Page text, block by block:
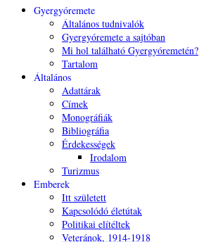
Gyergyóremete
Általános tudnivalók
Gyergyóremete a sajtóban
Mi hol található Gyergyóremetén?
Tartalom
Általános
Adattárak
Címek
Monográfiák
Bibliográfia
Érdekességek
Irodalom
Turizmus
Emberek
Itt született
Kapcsolódó életútak
Politikai elítéltek
Veteránok, 1914-1918